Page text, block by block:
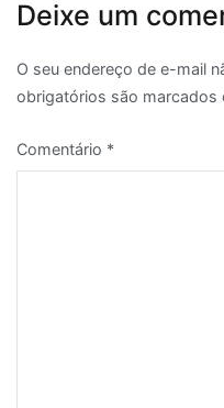
Deixe um
O seu endereço de e-mail
obrigatórios são marcados
Comentário *